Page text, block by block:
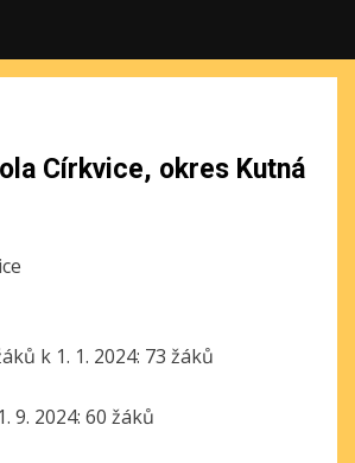
Církvice, okres Kutná
k 1. 1. 2024: 73 žáků
9. 2024: 60 žáků